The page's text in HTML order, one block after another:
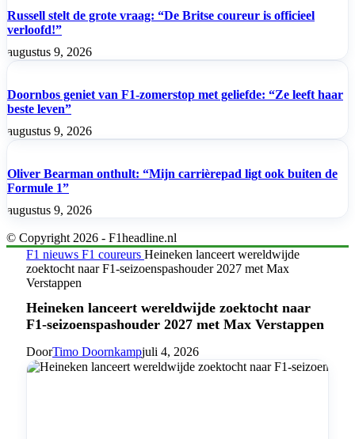
Russell stelt de grote vraag: “De Britse coureur is officieel
verloofd!”
augustus 9, 2026
Doornbos geniet van F1-zomerstop met geliefde: “Ze leeft haar
beste leven”
augustus 9, 2026
Oliver Bearman onthult: “Mijn carrièrepad ligt ook buiten de
Formule 1”
augustus 9, 2026
© Copyright 2026 - F1headline.nl
F1 nieuws F1 coureurs Heineken lanceert wereldwijde
zoektocht naar F1-seizoenspashouder 2027 met Max
Verstappen
Heineken lanceert wereldwijde zoektocht naar
F1-seizoenspashouder 2027 met Max Verstappen
DoorTimo Doornkampjuli 4, 2026